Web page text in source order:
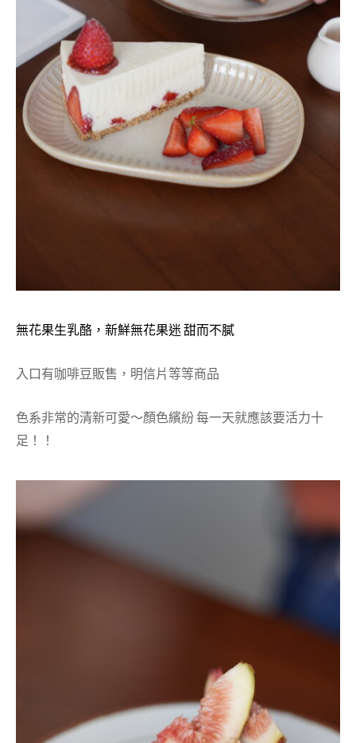
無花果生乳酪，新鮮無花果迷 甜而不膩
入口有咖啡豆販售，明信片等等商品
色系非常的清新可愛～顏色繽紛 每一天就應該要活力十
足！！